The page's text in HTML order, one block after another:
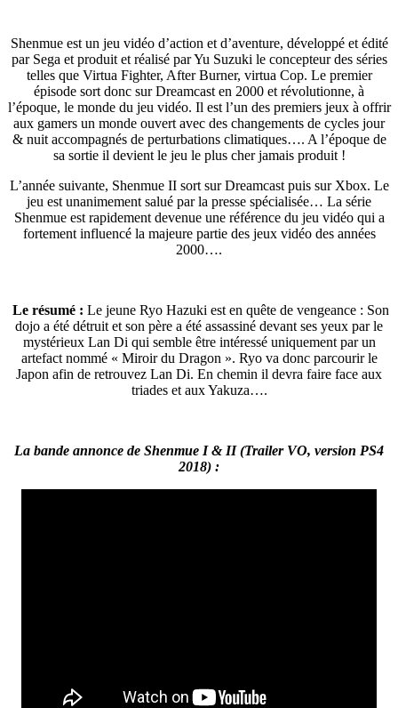
Shenmue est un jeu vidéo d’action et d’aventure, développé et édité
par Sega et produit et réalisé par Yu Suzuki le concepteur des séries
telles que Virtua Fighter, After Burner, virtua Cop. Le premier
épisode sort donc sur Dreamcast en 2000 et révolutionne, à
l’époque, le monde du jeu vidéo. Il est l’un des premiers jeux à offrir
aux gamers un monde ouvert avec des changements de cycles jour
& nuit accompagnés de perturbations climatiques…. A l’époque de
sa sortie il devient le jeu le plus cher jamais produit !
L’année suivante, Shenmue II sort sur Dreamcast puis sur Xbox. Le
jeu est unanimement salué par la presse spécialisée… La série
Shenmue est rapidement devenue une référence du jeu vidéo qui a
fortement influencé la majeure partie des jeux vidéo des années
2000….
Le résumé : Le jeune Ryo Hazuki est en quête de vengeance : Son
dojo a été détruit et son père a été assassiné devant ses yeux par le
mystérieuxLan Di qui semble être intéresséuniquement par un
artefact nommé « Miroir du Dragon ». Ryo va donc parcourir le
Japon afin de retrouvez Lan Di. En chemin il devra faire face aux
triades et aux Yakuza….
La bande annonce de Shenmue I & II (Trailer VO, version PS4
2018) :